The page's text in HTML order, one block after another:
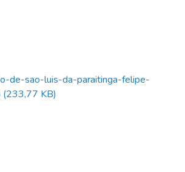
de-sao-luis-da-paraitinga-felipe-
(233,77 KB)